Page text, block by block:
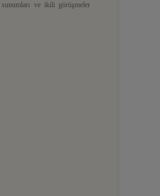
ve ikili görüşmeler